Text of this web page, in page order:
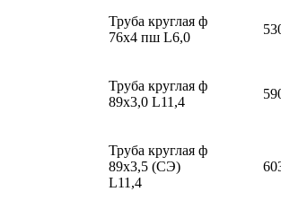
Труба круглая ф
76х4 пш L6,0
Труба круглая ф
89х3,0 L11,4
Труба круглая ф
89х3,5 (СЭ)
L11,4